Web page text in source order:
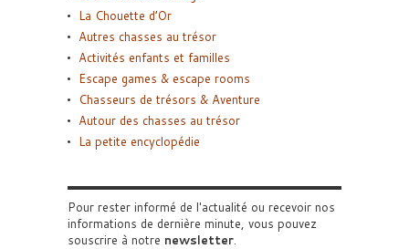
La Chouette d’Or
Autres chasses au trésor
Activités enfants et familles
Escape games & escape rooms
Chasseurs de trésors & Aventure
Autour des chasses au trésor
La petite encyclopédie
Pour rester informé de l'actualité ou recevoir nos
informations de dernière minute, vous pouvez
souscrire à notre newsletter.